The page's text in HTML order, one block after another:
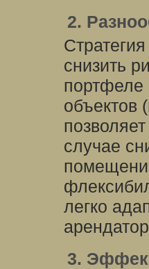
2.
снизить
портфеле
объектов
случае
легко
3.